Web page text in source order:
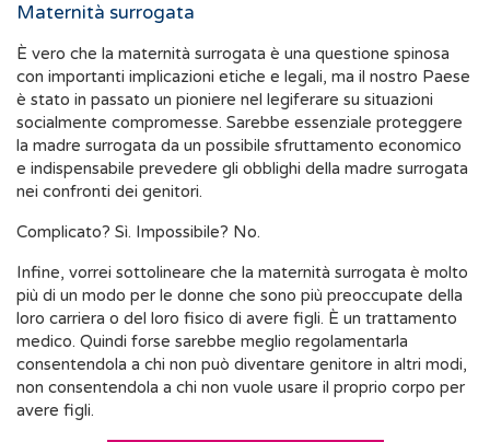
Maternità surrogata
È vero che la maternità surrogata è una questione spinosa
con importanti implicazioni etiche e legali, ma il nostro Paese
è stato in passato un pioniere nel legiferare su situazioni
socialmente compromesse. Sarebbe essenziale proteggere
la madre surrogata da un possibile sfruttamento economico
e indispensabile prevedere gli obblighi della madre surrogata
nei confronti dei genitori.
Complicato? Sì. Impossibile? No.
Infine, vorrei sottolineare che la maternità surrogata è molto
più di un modo per le donne che sono più preoccupate della
loro carriera o del loro fisico di avere figli. È un trattamento
medico. Quindi forse sarebbe meglio regolamentarla
consentendola a chi non può diventare genitore in altri modi,
non consentendola a chi non vuole usare il proprio corpo per
avere figli.